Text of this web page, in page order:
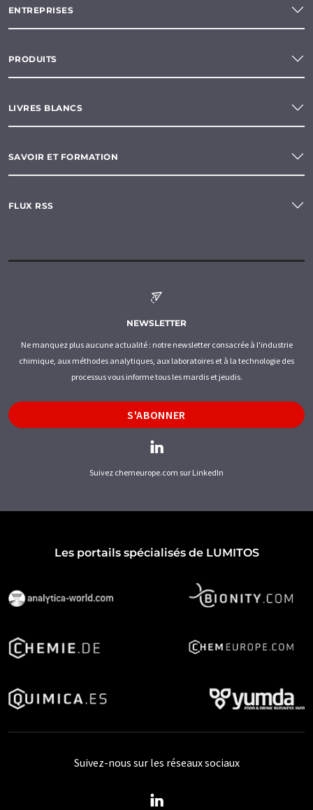
ENTREPRISES
PRODUITS
LIVRES BLANCS
SAVOIR ET FORMATION
FLUX RSS
NEWSLETTER
Ne manquez plus aucune actualité : notre newsletter consacrée à l'industrie
chimique, aux méthodes analytiques, aux laboratoires et à la technologie des
processus vous informe tous les mardis et jeudis.
S'ABONNER
Suivez chemeurope.com sur LinkedIn
Les portails spécialisés de LUMITOS
Suivez-nous sur les réseaux sociaux